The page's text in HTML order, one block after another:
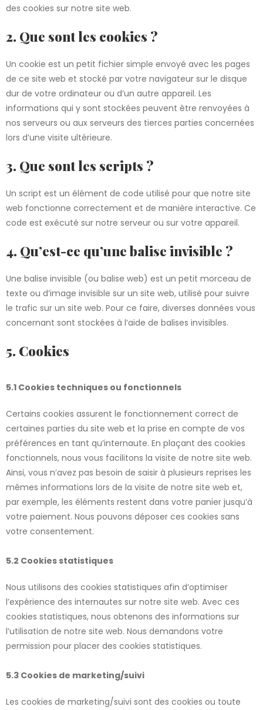
des cookies sur notre site web.
2. Que sont les cookies ?
Un cookie est un petit fichier simple envoyé avec les pages
de ce site web et stocké par votre navigateur sur le disque
dur de votre ordinateur ou d’un autre appareil. Les
informations qui y sont stockées peuvent être renvoyées à
nos serveurs ou aux serveurs des tierces parties concernées
lors d’une visite ultérieure.
3. Que sont les scripts ?
Un script est un élément de code utilisé pour que notre site
web fonctionne correctement et de manière interactive. Ce
code est exécuté sur notre serveur ou sur votre appareil.
4. Qu’est-ce qu’une balise invisible ?
Une balise invisible (ou balise web) est un petit morceau de
texte ou d’image invisible sur un site web, utilisé pour suivre
le trafic sur un site web. Pour ce faire, diverses données vous
concernant sont stockées à l’aide de balises invisibles.
5. Cookies
5.1 Cookies techniques ou fonctionnels
Certains cookies assurent le fonctionnement correct de
certaines parties du site web et la prise en compte de vos
préférences en tant qu’internaute. En plaçant des cookies
fonctionnels, nous vous facilitons la visite de notre site web.
Ainsi, vous n’avez pas besoin de saisir à plusieurs reprises les
mêmes informations lors de la visite de notre site web et,
par exemple, les éléments restent dans votre panier jusqu’à
votre paiement. Nous pouvons déposer ces cookies sans
votre consentement.
5.2 Cookies statistiques
Nous utilisons des cookies statistiques afin d’optimiser
l’expérience des internautes sur notre site web. Avec ces
cookies statistiques, nous obtenons des informations sur
l’utilisation de notre site web. Nous demandons votre
permission pour placer des cookies statistiques.
5.3 Cookies de marketing/suivi
Les cookies de marketing/suivi sont des cookies ou toute